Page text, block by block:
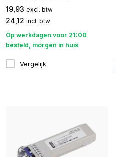
19,93 excl. btw
24,12 incl. btw
Op werkdagen voor 21:00
besteld, morgen in huis
Vergelijk